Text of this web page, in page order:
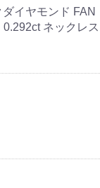
イヤモンド FAN
ネックレス